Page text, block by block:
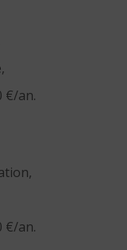
€/an.
€/an.